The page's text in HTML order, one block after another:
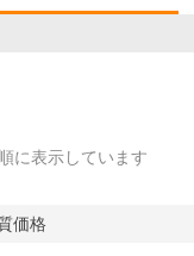
に表示しています
価格